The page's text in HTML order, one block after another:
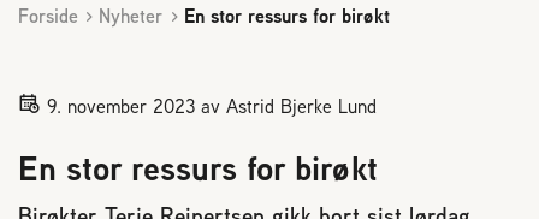
Kontakt oss
Bli medlem
Starte med birøkt
Forside Nyheter En stor ressurs for birøkt
9. november 2023 av Astrid Bjerke Lund
En stor ressurs for birøkt